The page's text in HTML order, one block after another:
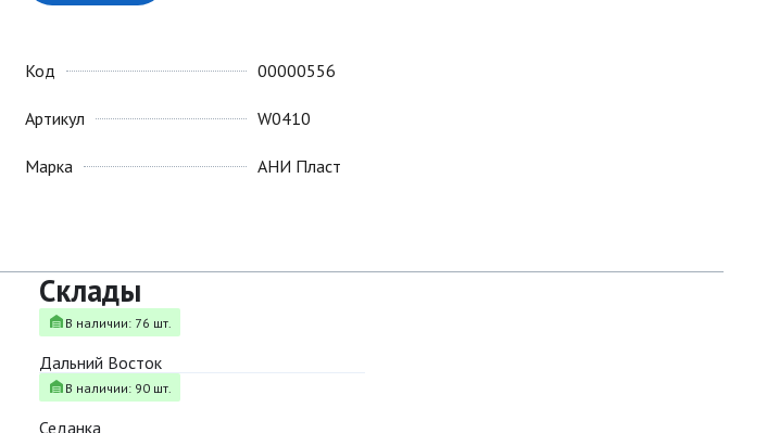
Код
Артикул
Марка
00000556
W0410
АНИ Пласт
Склады
В наличии: 76 шт.
Дальний Восток
В наличии: 90 шт.
Седанка